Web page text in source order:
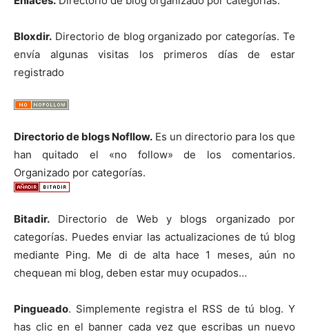
Bloxdir. Directorio de blog organizado por categorías. Te
envía algunas visitas los primeros días de estar
registrado
Directorio de blogs Nofllow. Es un directorio para los que
han quitado el «no follow» de los comentarios.
Organizado por categorías.
Bitadir. Directorio de Web y blogs organizado por
categorías. Puedes enviar las actualizaciones de tú blog
mediante Ping. Me di de alta hace 1 meses, aún no
chequean mi blog, deben estar muy ocupados…
Pingueado. Simplemente registra el RSS de tú blog. Y
has clic en el banner cada vez que escribas un nuevo